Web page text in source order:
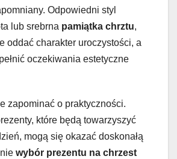
Odpowiedni styl
lub srebrna pamiątka chrztu,
oddać charakter uroczystości, a
oczekiwania estetyczne
zapominać o praktyczności.
które będą towarzyszyć
mogą się okazać doskonałą
wybór prezentu na chrzest